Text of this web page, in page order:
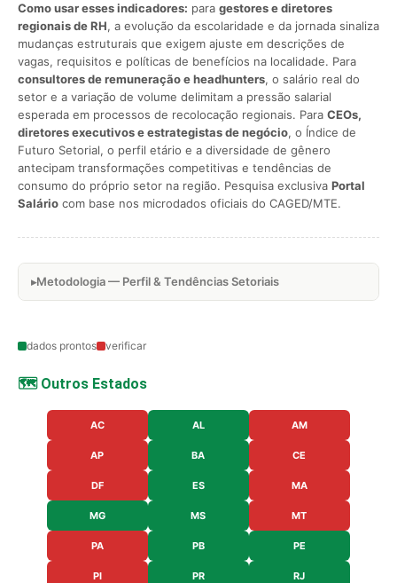
Como usar esses indicadores: para gestores e diretores
regionais de RH, a evolução da escolaridade e da jornada sinaliza
mudanças estruturais que exigem ajuste em descrições de
vagas, requisitos e políticas de benefícios na localidade. Para
consultores de remuneração e headhunters, o salário real do
setor e a variação de volume delimitam a pressão salarial
esperada em processos de recolocação regionais. Para CEOs,
diretores executivos e estrategistas de negócio, o Índice de
Futuro Setorial, o perfil etário e a diversidade de gênero
antecipam transformações competitivas e tendências de
consumo do próprio setor na região. Pesquisa exclusiva Portal
Salário com base nos microdados oficiais do CAGED/MTE.
Metodologia — Perfil & Tendências Setoriais
dados prontos verificar
🗺️ Outros Estados
AC AL AM
AP BA CE
DF ES MA
MG MS MT
PA PB PE
PI PR RJ